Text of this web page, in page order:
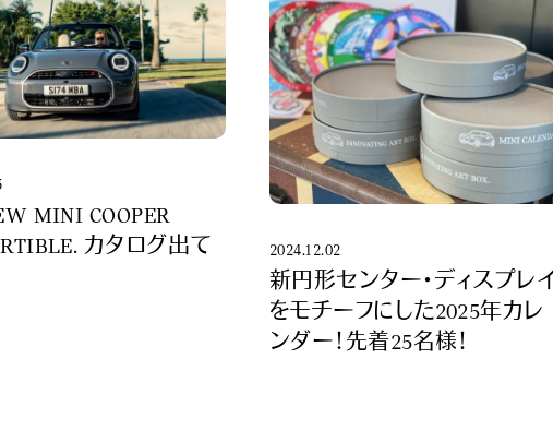
MINI COOPER
カタログ出て
2024.12.02
新円形センター・ディスプレイ
をモチーフにした2025年カレ
ンダー！先着25名様！